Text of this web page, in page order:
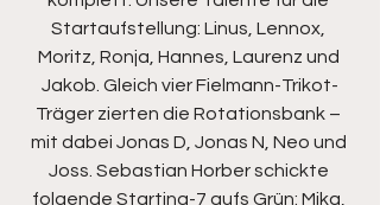
Startaufstellung: Linus, Lennox,
Moritz, Ronja, Hannes, Laurenz und
Jakob. Gleich vier Fielmann-Trikot-
Träger zierten die Rotationsbank –
mit dabei Jonas D, Jonas N, Neo und
Joss. Sebastian Horber schickte
folgende Starting-7 aufs Grün: Mika,